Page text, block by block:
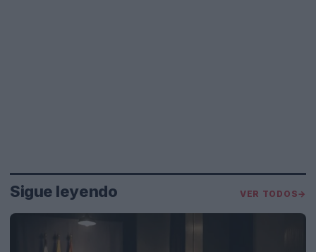
Sigue leyendo VER TODOS→